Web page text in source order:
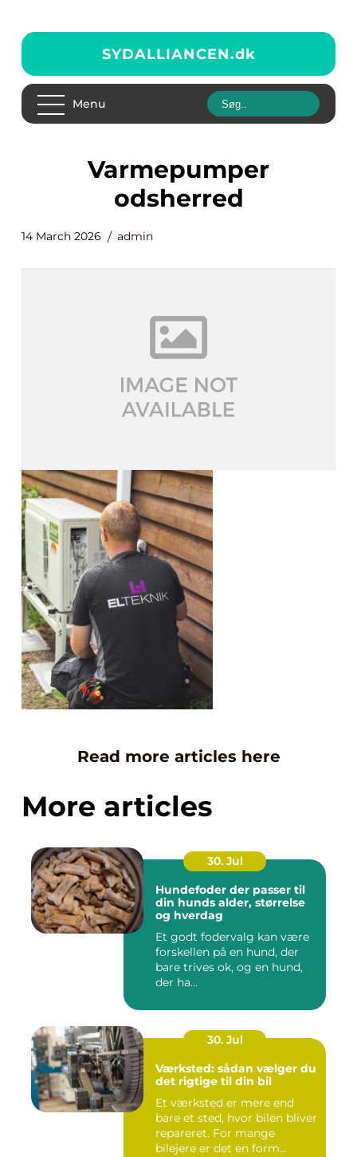
SYDALLIANCEN.dk
Menu
varmepumper
odsherred
14 March 2026 admin
Read more articles here
More articles
30. Jul
Hundefoder der passer til
din hunds alder, størrelse
og hverdag
Et godt fodervalg kan være
forskellen på en hund, der
bare trives ok, og en hund,
der ha...
30. Jul
Værksted: sådan vælger du
det rigtige til din bil
Et værksted er mere end
bare et sted, hvor bilen bliver
repareret. For mange
bilejere er det en form...